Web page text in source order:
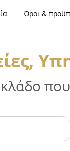
Όροι &
κλάδο